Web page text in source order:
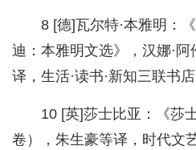
8 [德]瓦尔特·本雅明：
迪：本雅明文选》，汉娜·
译，生活·读书·新知三联书
10 [英]莎士比亚：《莎
卷），朱生豪等译，时代文